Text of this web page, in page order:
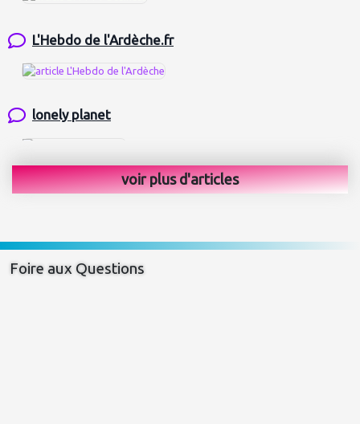
L'Hebdo de l'Ardèche.fr
lonely planet
La Montagne
The Guardian
voir plus d'articles
Foire aux Questions